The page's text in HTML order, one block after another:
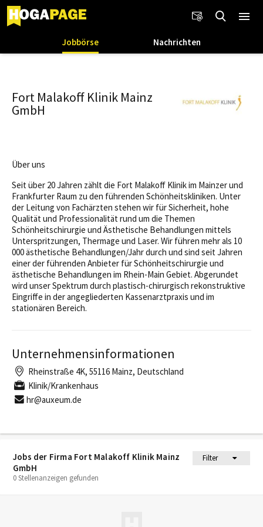
Jobbörse Nachrichten
Jobs der Firma Fort Malakoff Klinik Mainz
GmbH
Filter
0 Stellenanzeigen gefunden
Fort Malakoff Klinik Mainz
GmbH
Über uns
Seit über 20 Jahren zählt die Fort Malakoff Klinik im Mainzer und
Frankfurter Raum zu den führenden Schönheitskliniken. Unter
der Leitung von Fachärzten stehen wir für Sicherheit, hohe
Qualität und Professionalität rund um die Themen
Schönheitschirurgie und Ästhetische Behandlungen mittels
Unterspritzungen, Thermage und Laser. Wir führen mehr als 10
000 ästhetische Behandlungen/Jahr durch und sind seit Jahren
einer der führenden Anbieter für Schönheitschirurgie und
ästhetische Behandlungen im Rhein-Main Gebiet. Abgerundet
wird unser Spektrum durch plastisch-chirurgisch rekonstruktive
Eingriffe in der angegliederten Kassenarztpraxis und im
stationären Bereich.
Unternehmensinformationen
Rheinstraße 4K, 55116 Mainz, Deutschland
Klinik/Krankenhaus
hr@auxeum.de